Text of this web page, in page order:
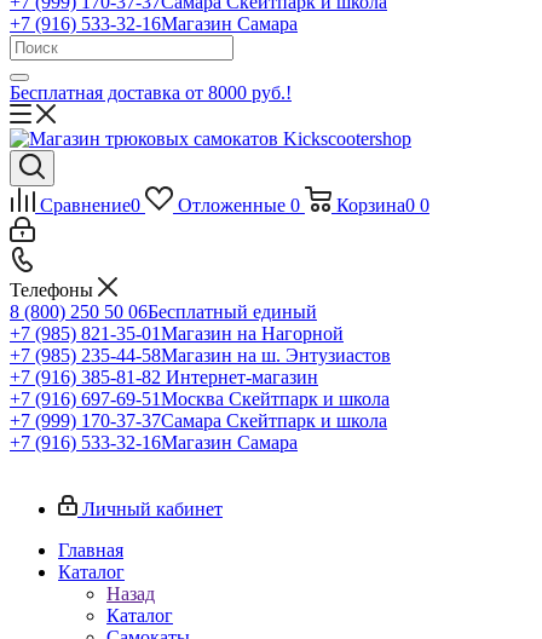
+7 (916) 533-32-16Магазин Самара
Бесплатная доставка от 8000 руб.!
Сравнение0 Отложенные 0 Корзина0 0
Телефоны
8 (800) 250 50 06Бесплатный единый
+7 (985) 821-35-01Магазин на Нагорной
+7 (985) 235-44-58Магазин на ш. Энтузиастов
+7 (916) 385-81-82 Интернет-магазин
+7 (916) 697-69-51Москва Скейтпарк и школа
+7 (999) 170-37-37Самара Скейтпарк и школа
+7 (916) 533-32-16Магазин Самара
Личный кабинет
Главная
Каталог
Назад
Каталог